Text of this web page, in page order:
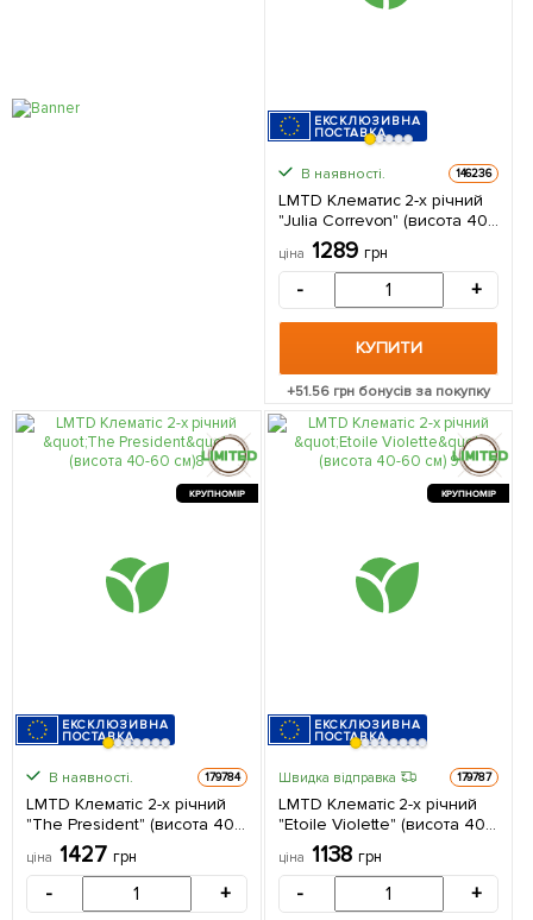
ЕКСКЛЮЗИВНА
ПОСТАВКА
В наявності. 146236
LMTD Клематис 2-х річний
"Julia Correvon" (висота 40-
60 см) з Нідерландів 1
саджанець в упаковці
ціна 1289 грн
- +
КУПИТИ
+51.56 грн бонусів за покупку
КРУПНОМІР
ЕКСКЛЮЗИВНА
ПОСТАВКА
В наявності. 179784
LMTD Клематіс 2-х річний
"The President" (висота 40-
60 см) з Нідерландів 1
саджанець в упаковці
ціна 1427 грн
- +
КРУПНОМІР
ЕКСКЛЮЗИВНА
ПОСТАВКА
Швидка відправка 179787
LMTD Клематіс 2-х річний
"Etoile Violette" (висота 40-
60 см) з Нідерландів 1
саджанець в упаковці
ціна 1138 грн
- +